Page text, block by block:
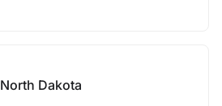
North Dakota